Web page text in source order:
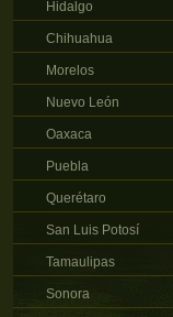
Hidalgo
Chihuahua
Morelos
Nuevo León
Oaxaca
Puebla
Querétaro
San Luis Potosí
Tamaulipas
Sonora